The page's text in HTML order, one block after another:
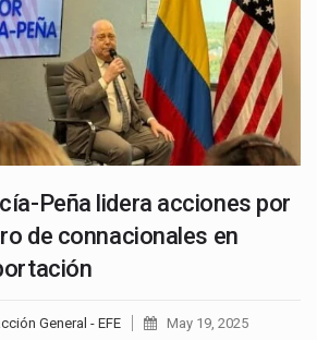
Peña lidera acciones por
de connacionales en
General - EFE May 19, 2025